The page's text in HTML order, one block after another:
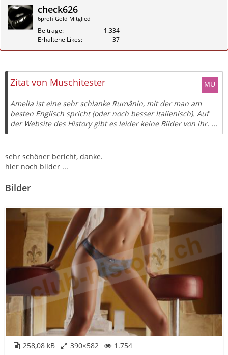
check626
6profi Gold Mitglied
Beiträge
1.334
Erhaltene Likes
37
Zitat von Muschitester
Amelia ist eine sehr schlanke Rumänin, mit der man am
besten Englisch spricht (oder noch besser Italienisch). Auf
der Website des History gibt es leider keine Bilder von ihr. ...
sehr schöner bericht, danke.
hier noch bilder ...
Bilder
258,08 kB 390×582 1.754
Zitieren